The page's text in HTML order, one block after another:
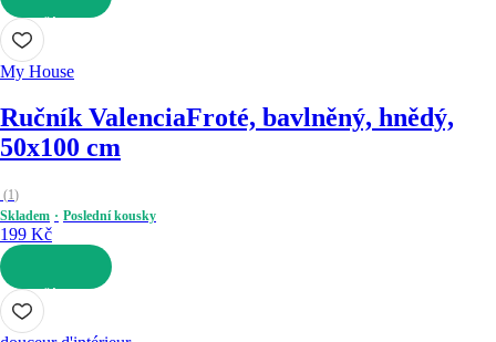
DO KOŠÍKU
My House
Ručník ValenciaFroté, bavlněný, hnědý,
50x100 cm
(1)
Skladem
Poslední kousky
199 Kč
DO KOŠÍKU